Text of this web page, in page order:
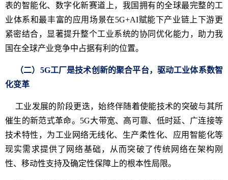
表的智能化、数字化新赛道上，我国拥有的全球最完整的工
业体系和最丰富的应用场景在5G+AI赋能下产业链上下游更
紧密结合，显著提升整个工业系统的协同优化能力，助力我
国在全球产业竞争中占据有利的位置。
（二）5G工厂是技术创新的聚合平台，驱动工业体系数智
化变革
工业发展的阶段更迭，始终伴随着使能技术的突破与其所
催生的新范式革命。5G大带宽、高可靠、低时延、广连接等
技术特性，为工业网络无线化、生产柔性化、应用智能化等
现实需求提供了网络基础，从而突破了传统网络在架构刚
性、移动性支持及确定性保障上的根本性局限。